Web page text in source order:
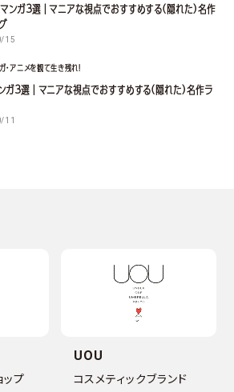
ンガ３選｜マニアな視点でおすすめする(隠れた)名作
15
・アニメを観て生き残れ！
ガ３選｜マニアな視点でおすすめする(隠れた)名作ラ
11
ップ
UOU
コスメティックブランド